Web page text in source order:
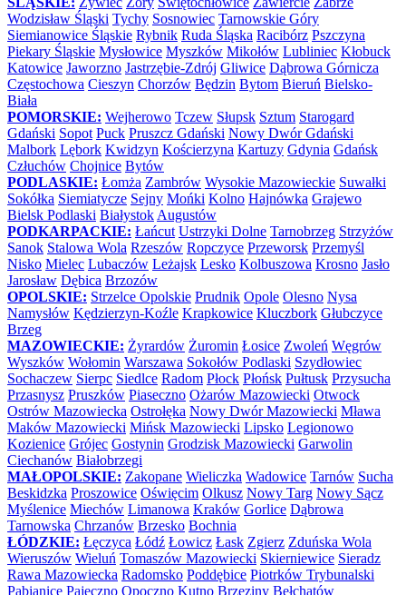
Wodzisław Śląski Tychy Sosnowiec Tarnowskie Góry
Siemianowice Śląskie Rybnik Ruda Śląska Racibórz Pszczyna
Piekary Śląskie Mysłowice Myszków Mikołów Lubliniec Kłobuck
Katowice Jaworzno Jastrzębie-Zdrój Gliwice Dąbrowa Górnicza
Częstochowa Cieszyn Chorzów Będzin Bytom Bieruń Bielsko-
Biała
POMORSKIE: Wejherowo Tczew Słupsk Sztum Starogard
Gdański Sopot Puck Pruszcz Gdański Nowy Dwór Gdański
Malbork Lębork Kwidzyn Kościerzyna Kartuzy Gdynia Gdańsk
Człuchów Chojnice Bytów
PODLASKIE: Łomża Zambrów Wysokie Mazowieckie Suwałki
Sokółka Siemiatycze Sejny Mońki Kolno Hajnówka Grajewo
Bielsk Podlaski Białystok Augustów
PODKARPACKIE: Łańcut Ustrzyki Dolne Tarnobrzeg Strzyżów
Sanok Stalowa Wola Rzeszów Ropczyce Przeworsk Przemyśl
Nisko Mielec Lubaczów Leżajsk Lesko Kolbuszowa Krosno Jasło
Jarosław Dębica Brzozów
OPOLSKIE: Strzelce Opolskie Prudnik Opole Olesno Nysa
Namysłów Kędzierzyn-Koźle Krapkowice Kluczbork Głubczyce
Brzeg
MAZOWIECKIE: Żyrardów Żuromin Łosice Zwoleń Węgrów
Wyszków Wołomin Warszawa Sokołów Podlaski Szydłowiec
Sochaczew Sierpc Siedlce Radom Płock Płońsk Pułtusk Przysucha
Przasnysz Pruszków Piaseczno Ożarów Mazowiecki Otwock
Ostrów Mazowiecka Ostrołęka Nowy Dwór Mazowiecki Mława
Maków Mazowiecki Mińsk Mazowiecki Lipsko Legionowo
Kozienice Grójec Gostynin Grodzisk Mazowiecki Garwolin
Ciechanów Białobrzegi
MAŁOPOLSKIE: Zakopane Wieliczka Wadowice Tarnów Sucha
Beskidzka Proszowice Oświęcim Olkusz Nowy Targ Nowy Sącz
Myślenice Miechów Limanowa Kraków Gorlice Dąbrowa
Tarnowska Chrzanów Brzesko Bochnia
ŁÓDZKIE: Łęczyca Łódź Łowicz Łask Zgierz Zduńska Wola
Wieruszów Wieluń Tomaszów Mazowiecki Skierniewice Sieradz
Rawa Mazowiecka Radomsko Poddębice Piotrków Trybunalski
Pabianice Pajęczno Opoczno Kutno Brzeziny Bełchatów